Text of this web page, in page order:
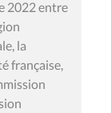
2022 entre
la
française,